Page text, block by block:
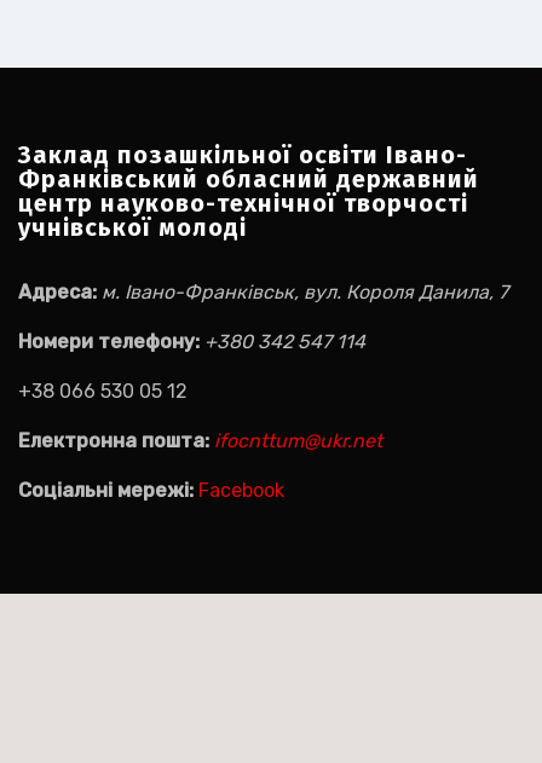
Заклад позашкільної освіти Івано-
Франківський обласний державний
центр науково-технічної творчості
учнівської молоді
Адреса: м. Івано-Франківськ, вул. Короля Данила, 7
Номери телефону: +380 342 547 114
+38 066 530 05 12
Електронна пошта: ifocnttum@ukr.net
Соціальні мережі: Facebook